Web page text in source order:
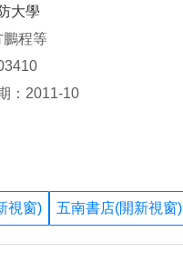
大學
鵬程等
：2011-10
視窗) 五南書店(開新視窗)